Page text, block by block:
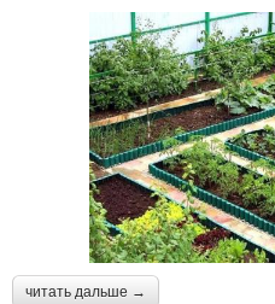
читать дальше →